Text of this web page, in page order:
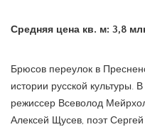
Средняя цена кв. м: 3,8
Брюсов переулок в
истории русской культуры.
режиссер Всеволод
Алексей Щусев, поэт